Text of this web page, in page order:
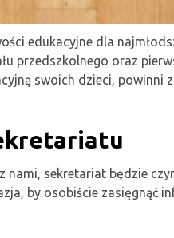
edukacyjne dla
przedszkolnego oraz
swoich dzieci, powinni
sekretariat będzie
by osobiście zasięgnąć